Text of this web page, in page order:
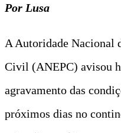
Por Lusa
A Autoridade Nacional
Civil (ANEPC) avisou
agravamento das
próximos dias no